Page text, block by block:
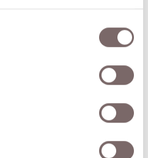
and a back vent. A beautiful
jeans. Made in Poland, lined.